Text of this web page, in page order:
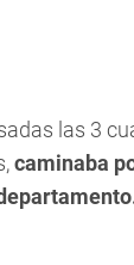
las 3
caminaba